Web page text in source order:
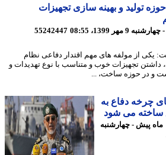
تولید و بهینه سازی تجهیزات
55242447
از مولفه های مهم اقتدار دفاعی نظام
تجهیزات خوب و متناسب با نوع تهدیدات و
در حوزه ساخت، ...
دفاع به
می شود
پیش - چهارشنبه